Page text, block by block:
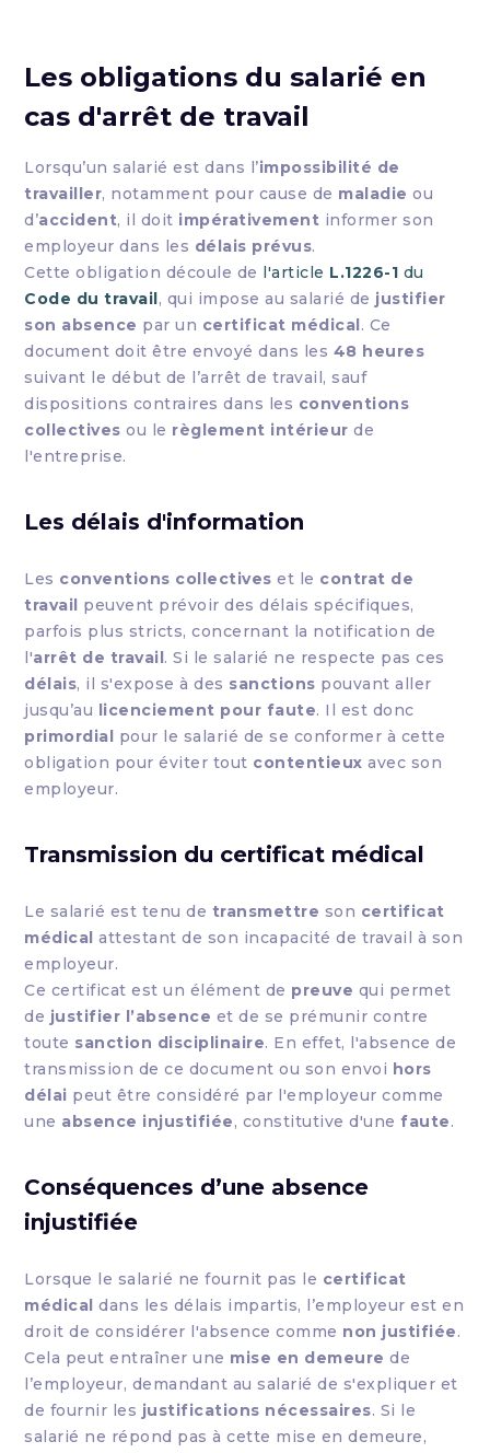
Les obligations du salarié en
cas d'arrêt de travail
Lorsqu’un salarié est dans l’impossibilité de
travailler, notamment pour cause de maladie ou
d’accident, il doit impérativement informer son
employeur dans les délais prévus.
Cette obligation découle de l'article L.1226-1 du
Code du travail, qui impose au salarié de justifier
son absence par un certificat médical. Ce
document doit être envoyé dans les 48 heures
suivant le début de l’arrêt de travail, sauf
dispositions contraires dans les conventions
collectives ou le règlement intérieur de
l'entreprise.
Les délais d'information
Les conventions collectives et le contrat de
travail peuvent prévoir des délais spécifiques,
parfois plus stricts, concernant la notification de
l'arrêt de travail. Si le salarié ne respecte pas ces
délais, il s'expose à des sanctions pouvant aller
jusqu’au licenciement pour faute. Il est donc
primordial pour le salarié de se conformer à cette
obligation pour éviter tout contentieux avec son
employeur.
Transmission du certificat médical
Le salarié est tenu de transmettre son certificat
médical attestant de son incapacité de travail à son
employeur.
Ce certificat est un élément de preuve qui permet
de justifier l’absence et de se prémunir contre
toute sanction disciplinaire. En effet, l'absence de
transmission de ce document ou son envoi hors
délai peut être considéré par l'employeur comme
une absence injustifiée, constitutive d'une faute.
Conséquences d’une absence
injustifiée
Lorsque le salarié ne fournit pas le certificat
médical dans les délais impartis, l’employeur est en
droit de considérer l'absence comme non justifiée.
Cela peut entraîner une mise en demeure de
l’employeur, demandant au salarié de s'expliquer et
de fournir les justifications nécessaires. Si le
salarié ne répond pas à cette mise en demeure,